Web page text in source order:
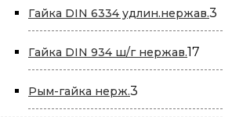
Гайка DIN 6334 удлин.нержав.3
Гайка DIN 934 ш/г нержав.17
Рым-гайка нерж.3
товара